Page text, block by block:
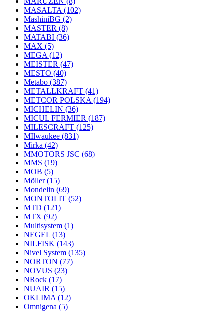
MASALTA (102)
MashiniBG (2)
MASTER (8)
MATABI (36)
MAX (5)
MEGA (12)
MEISTER (47)
MESTO (40)
Metabo (387)
METALLKRAFT (41)
METCOR POLSKA (194)
MICHELIN (36)
MICUL FERMIER (187)
MILESCRAFT (125)
MIlwaukee (831)
Mirka (42)
MMOTORS JSC (68)
MMS (19)
MOB (5)
Möller(15)
Mondelin (69)
MONTOLIT (52)
MTD (121)
MTX (92)
Multisystem (1)
NEGEL (13)
NILFISK (143)
Nivel System (135)
NORTON (77)
NOVUS (23)
NRock (17)
NUAIR (15)
OKLIMA (12)
Omnigena (5)